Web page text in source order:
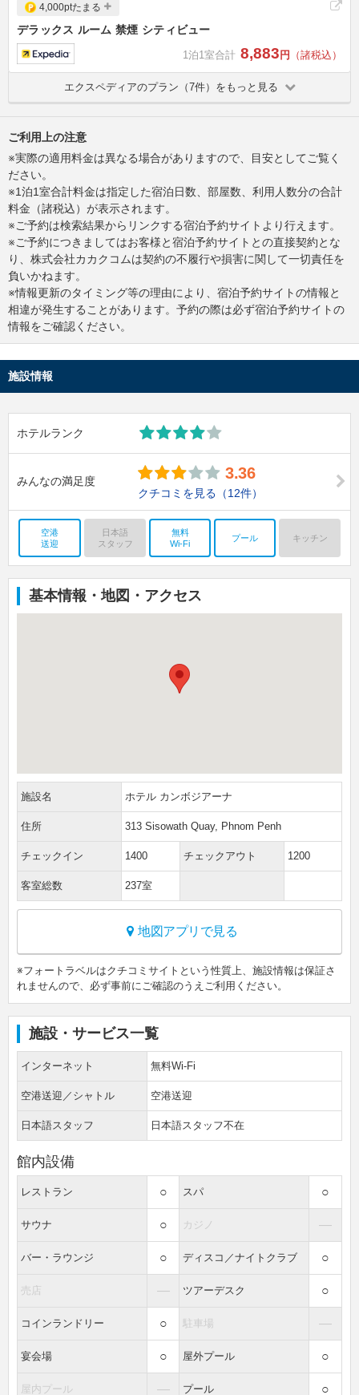
4,000ptたまる
デラックス ルーム 禁煙 シティビュー
1泊1室合計 8,883 円 （諸税込）
エクスペディアのプラン（7件）をもっと見る
ご利用上の注意
※実際の適用料金は異なる場合がありますので、目安としてご覧く
ださい。
※1泊1室合計料金は指定した宿泊日数、部屋数、利用人数分の合計
料金（諸税込）が表示されます。
※ご予約は検索結果からリンクする宿泊予約サイトより行えます。
※ご予約につきましてはお客様と宿泊予約サイトとの直接契約とな
り、株式会社カカクコムは契約の不履行や損害に関して一切責任を
負いかねます。
※情報更新のタイミング等の理由により、宿泊予約サイトの情報と
相違が発生することがあります。予約の際は必ず宿泊予約サイトの
情報をご確認ください。
施設情報
ホテルランク
みんなの満足度 3.36
クチコミを見る （12件）
空港
送迎
日本語
スタッフ
無料
Wi-Fi
プール キッチン
基本情報・地図・アクセス
施設名 ホテル カンボジアーナ
住所 313 Sisowath Quay, Phnom Penh
チェックイン 1400 チェックアウト 1200
客室総数 237室
地図アプリで見る
※フォートラベルはクチコミサイトという性質上、施設情報は保証さ
れませんので、必ず事前にご確認のうえご利用ください。
施設・サービス一覧
インターネット 無料Wi-Fi
空港送迎／シャトル 空港送迎
日本語スタッフ 日本語スタッフ不在
館内設備
レストラン ○ スパ ○
サウナ ○ カジノ ―
バー・ラウンジ ○ ディスコ／ナイトクラブ ○
売店 ― ツアーデスク ○
コインランドリー ○ 駐車場 ―
宴会場 ○ 屋外プール ○
屋内プール ― プール ○